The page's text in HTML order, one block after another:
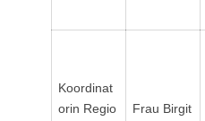
Koordinat
orin Regio
Frau Birgit